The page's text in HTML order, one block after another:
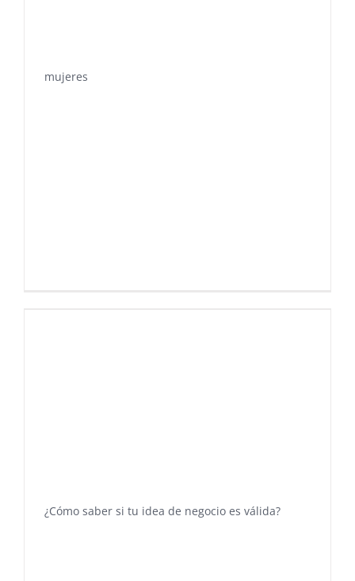
mujeres
¿Cómo saber si tu idea de negocio es válida?